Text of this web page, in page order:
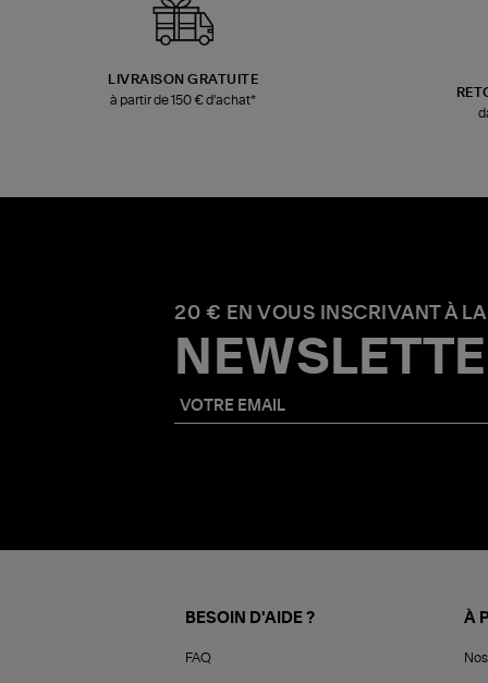
LIVRAISON GRATUITE
à partir de 150 € d'achat*
20 € EN VOUS INSCRIVANT À LA
BESOIN D'AIDE ?
FAQ
À